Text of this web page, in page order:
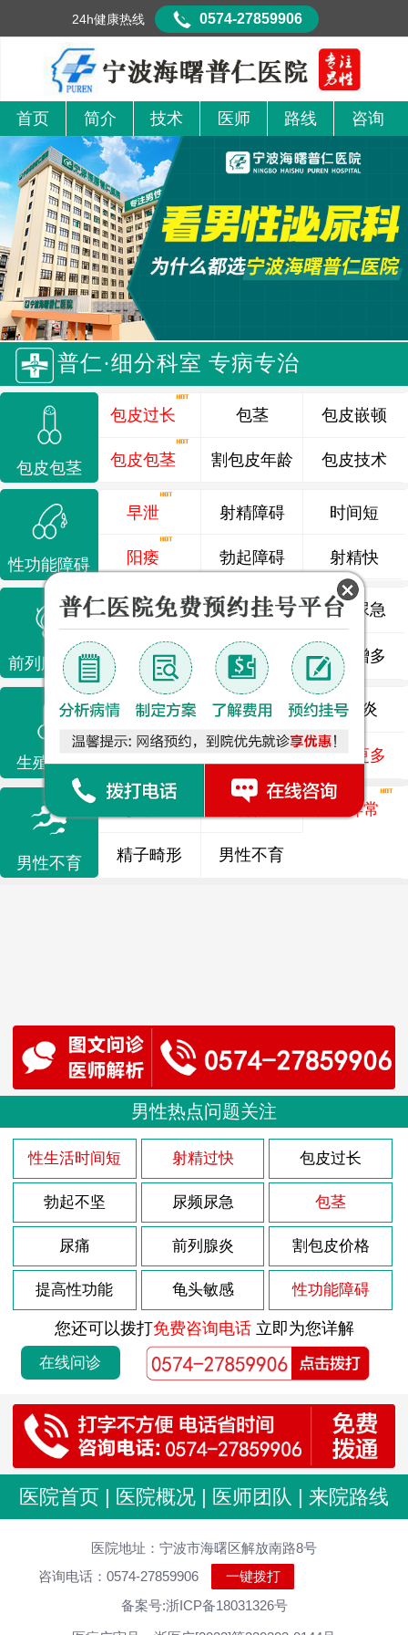
首页 简介 技术 医师 路线 咨询
普仁·细分科室 专病专治
包皮包茎
包皮过长
包皮包茎
包茎
割包皮年龄
包皮嵌顿
包皮技术
性功能障碍
早泄
阳痿
射精障碍
勃起障碍
时间短
射精快
前列腺疾病
前列腺炎 前列腺痛 尿频尿急
前列腺增生 排尿不畅 夜尿增多
生殖感染
龟头炎 睾丸炎 尿道炎
了解更多
男性不育
弱精 精液异常
精子畸形 男性不育
男性热点问题关注
性生活时间短 射精过快 包皮过长
勃起不坚 尿频尿急 包茎
尿痛 前列腺炎 割包皮价格
提高性功能 龟头敏感 性功能障碍
您还可以拨打免费咨询电话立即为您详解
在线问诊
医院首页 | 医院概况 | 医师团队 | 来院路线
医院地址：宁波市海曙区解放南路8号
咨询电话：0574-27859906
一键拨打
备案号:浙ICP备18031326号
24h健康热线 0574-27859906